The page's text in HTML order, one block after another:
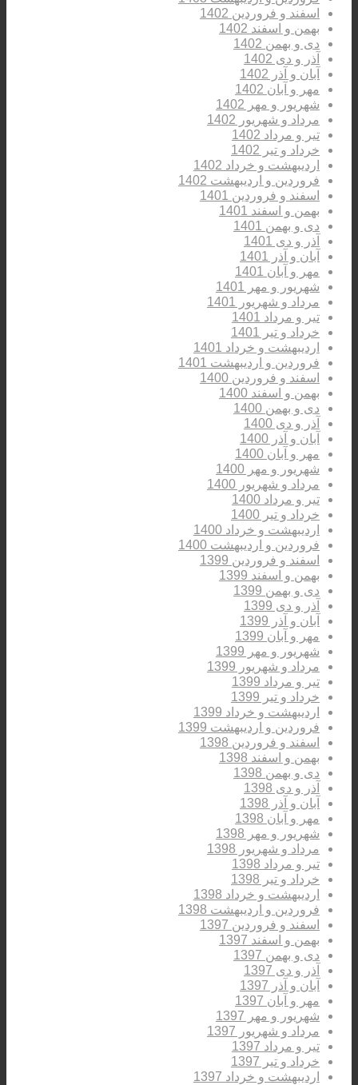
اسفند و فروردین 1402
بهمن و اسفند 1402
دی و بهمن 1402
آذر و دی 1402
آبان و آذر 1402
مهر و آبان 1402
شهریور و مهر 1402
مرداد و شهریور 1402
تیر و مرداد 1402
خرداد و تیر 1402
اردیبهشت و خرداد 1402
فروردین و اردیبهشت 1402
اسفند و فروردین 1401
بهمن و اسفند 1401
دی و بهمن 1401
آذر و دی 1401
آبان و آذر 1401
مهر و آبان 1401
شهریور و مهر 1401
مرداد و شهریور 1401
تیر و مرداد 1401
خرداد و تیر 1401
اردیبهشت و خرداد 1401
فروردین و اردیبهشت 1401
اسفند و فروردین 1400
بهمن و اسفند 1400
دی و بهمن 1400
آذر و دی 1400
آبان و آذر 1400
مهر و آبان 1400
شهریور و مهر 1400
مرداد و شهریور 1400
تیر و مرداد 1400
خرداد و تیر 1400
اردیبهشت و خرداد 1400
فروردین و اردیبهشت 1400
اسفند و فروردین 1399
بهمن و اسفند 1399
دی و بهمن 1399
آذر و دی 1399
آبان و آذر 1399
مهر و آبان 1399
شهریور و مهر 1399
مرداد و شهریور 1399
تیر و مرداد 1399
خرداد و تیر 1399
اردیبهشت و خرداد 1399
فروردین و اردیبهشت 1399
اسفند و فروردین 1398
بهمن و اسفند 1398
دی و بهمن 1398
آذر و دی 1398
آبان و آذر 1398
مهر و آبان 1398
شهریور و مهر 1398
مرداد و شهریور 1398
تیر و مرداد 1398
خرداد و تیر 1398
اردیبهشت و خرداد 1398
فروردین و اردیبهشت 1398
اسفند و فروردین 1397
بهمن و اسفند 1397
دی و بهمن 1397
آذر و دی 1397
آبان و آذر 1397
مهر و آبان 1397
شهریور و مهر 1397
مرداد و شهریور 1397
تیر و مرداد 1397
خرداد و تیر 1397
اردیبهشت و خرداد 1397